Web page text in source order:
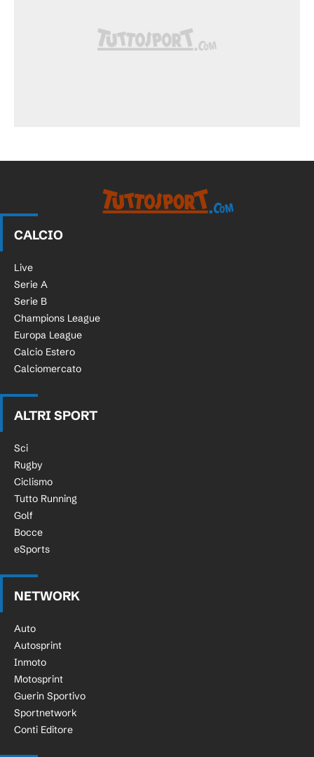
CALCIO
Live
Serie A
Serie B
Champions League
Europa League
Calcio Estero
Calciomercato
ALTRI SPORT
Sci
Rugby
Ciclismo
Tutto Running
Golf
Bocce
eSports
NETWORK
Auto
Autosprint
Inmoto
Motosprint
Guerin Sportivo
Sportnetwork
Conti Editore